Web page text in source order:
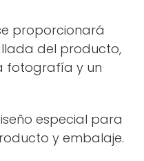
proporcionará
del producto,
fotografía y un
especial para
y embalaje.